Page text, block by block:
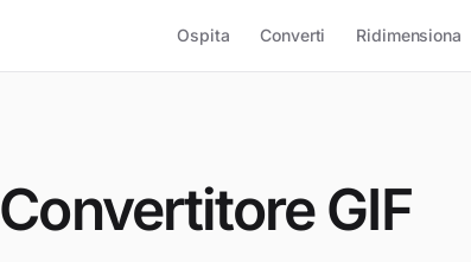
Ospita Converti Ridimensiona
Convertitore GIF